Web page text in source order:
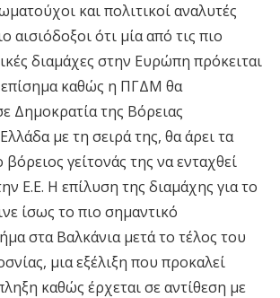
και πολιτικοί αναλυτές
αισιόδοξοι ότι μία από τις πιο
διαμάχες στην Ευρώπη πρόκειται
επίσημα καθώς η ΠΓΔΜ θα
Δημοκρατία της Βόρειας
με τη σειρά της, θα άρει τα
γείτονάς της να ενταχθεί
Ε.Ε. Η επίλυση της διαμάχης για το
ίσως το πιο σημαντικό
στα Βαλκάνια μετά το τέλος του
μια εξέλιξη που προκαλεί
καθώς έρχεται σε αντίθεση με